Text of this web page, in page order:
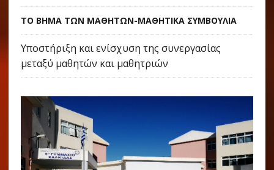
ΤΟ ΒΗΜΑ ΤΩΝ ΜΑΘΗΤΩΝ-ΜΑΘΗΤΙΚΑ ΣΥΜΒΟΥΛΙΑ
Υποστήριξη και ενίσχυση της συνεργασίας
μεταξύ μαθητών και μαθητριών